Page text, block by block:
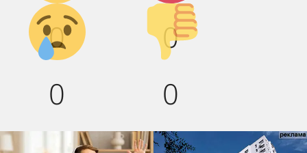
0 0
Грусть :(
0
Палец
вниз!
0